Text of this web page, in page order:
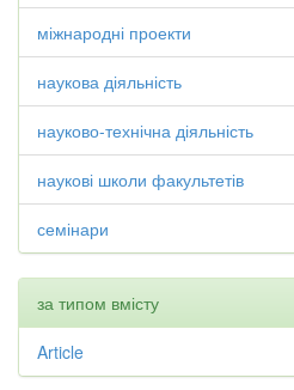
міжнародні проекти
наукова діяльність
науково-технічна діяльність
наукові школи факультетів
семінари
за типом вмісту
Article